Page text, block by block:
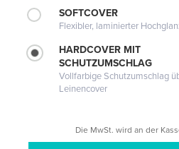
SOFTCOVER
Flexibler, laminierter
HARDCOVER MIT
SCHUTZUMSCHLAG
Vollfarbige Schutzumschlag
Leinencover
Die MwSt. wird an der